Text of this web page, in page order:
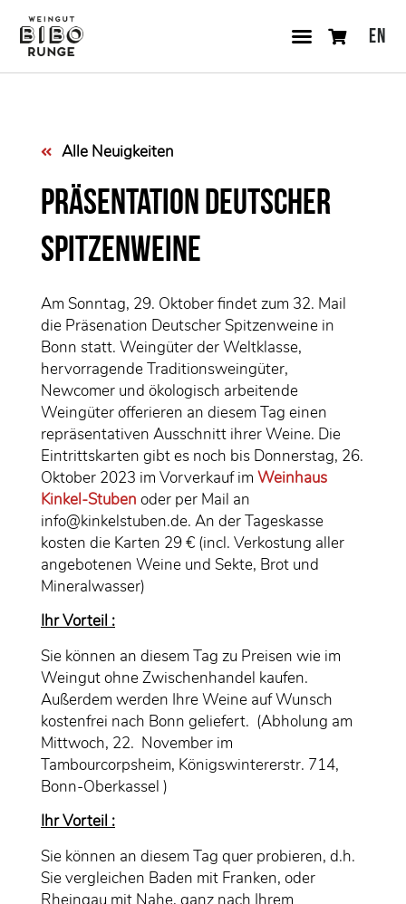
EN
Alle Neuigkeiten
Präsentation Deutscher
Spitzenweine
Am Sonntag, 29. Oktober findet zum 32. Mail
die Präsenation Deutscher Spitzenweine in
Bonn statt. Weingüter der Weltklasse,
hervorragende Traditionsweingüter,
Newcomer und ökologisch arbeitende
Weingüter offerieren an diesem Tag einen
repräsentativen Ausschnitt ihrer Weine. Die
Eintrittskarten gibt es noch bis Donnerstag, 26.
Oktober 2023 im Vorverkauf im Weinhaus
Kinkel-Stuben oder per Mail an
info@kinkelstuben.de. An der Tageskasse
kosten die Karten 29 € (incl. Verkostung aller
angebotenen Weine und Sekte, Brot und
Mineralwasser)
Ihr Vorteil :
Sie können an diesem Tag zu Preisen wie im
Weingut ohne Zwischenhandel kaufen.
Außerdem werden Ihre Weine auf Wunsch
kostenfrei nach Bonn geliefert. (Abholung am
Mittwoch, 22. November im
Tambourcorpsheim, Königswintererstr. 714,
Bonn-Oberkassel )
Ihr Vorteil :
Sie können an diesem Tag quer probieren, d.h.
Sie vergleichen Baden mit Franken, oder
Rheingau mit Nahe, ganz nach Ihrem